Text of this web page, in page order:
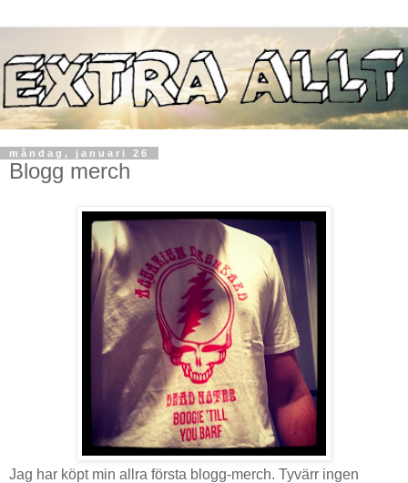
måndag, januari 26
Blogg merch
Jag har köpt min allra första blogg-merch. Tyvärr ingen